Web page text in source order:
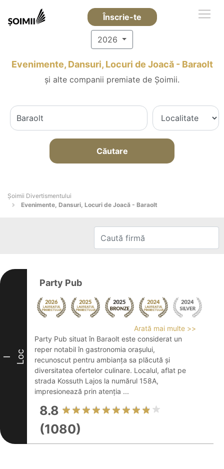
Înscrie-te
2026
Evenimente, Dansuri, Locuri de Joacă - Baraolt
și alte companii premiate de Șoimii.
Căutare
Şoimii Divertismentului
Evenimente, Dansuri, Locuri de Joacă - Baraolt
I Loc
Party Pub
Arată mai multe >>
Party Pub situat în Baraolt este considerat un
reper notabil în gastronomia orașului,
recunoscut pentru ambianța sa plăcută și
diversitatea ofertelor culinare. Localul, aflat pe
strada Kossuth Lajos la numărul 158A,
impresionează prin atenția ...
8.8
(1080)